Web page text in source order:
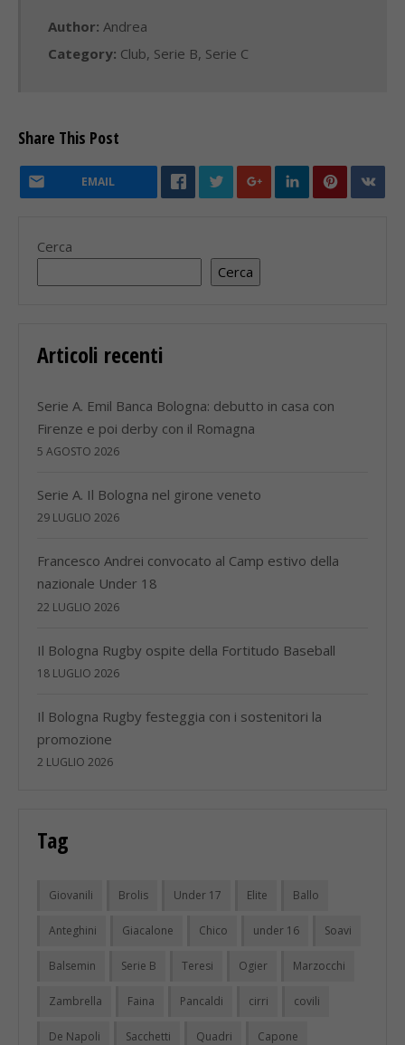
Author: Andrea
Category: Club, Serie B, Serie C
Share This Post
EMAIL
Cerca
Cerca
Articoli recenti
Serie A. Emil Banca Bologna: debutto in casa con
Firenze e poi derby con il Romagna
5 AGOSTO 2026
Serie A. Il Bologna nel girone veneto
29 LUGLIO 2026
Francesco Andrei convocato al Camp estivo della
nazionale Under 18
22 LUGLIO 2026
Il Bologna Rugby ospite della Fortitudo Baseball
18 LUGLIO 2026
Il Bologna Rugby festeggia con i sostenitori la
promozione
2 LUGLIO 2026
Tag
Giovanili Brolis Under 17 Elite Ballo
Anteghini Giacalone Chico under 16 Soavi
Balsemin Serie B Teresi Ogier Marzocchi
Zambrella Faina Pancaldi cirri covili
De Napoli Sacchetti Quadri Capone